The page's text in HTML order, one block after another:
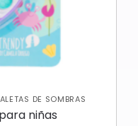
DE SOMBRAS
niñas